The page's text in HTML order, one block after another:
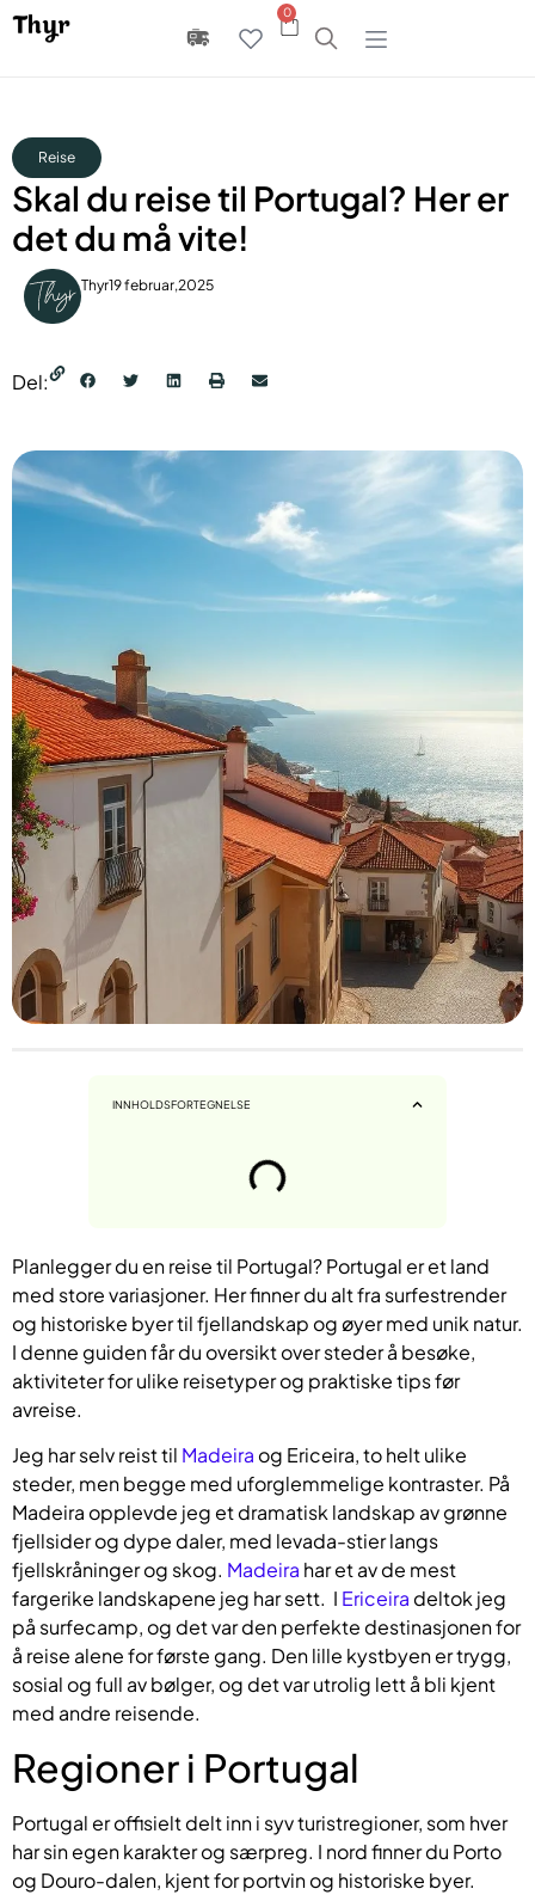
0
Reise
Skal du reise til Portugal? Her er
det du må vite!
Thyr19 februar,2025
Del:
INNHOLDSFORTEGNELSE
Planlegger du en reise til Portugal? Portugal er et land
med store variasjoner. Her finner du alt fra surfestrender
og historiske byer til fjellandskap og øyer med unik natur.
I denne guiden får du oversikt over steder å besøke,
aktiviteter for ulike reisetyper og praktiske tips før
avreise.
Jeg har selv reist til Madeira og Ericeira, to helt ulike
steder, men begge med uforglemmelige kontraster. På
Madeira opplevde jeg et dramatisk landskap av grønne
fjellsider og dype daler, med levada-stier langs
fjellskråninger og skog. Madeira har et av de mest
fargerike landskapene jeg har sett. I Ericeira deltok jeg
på surfecamp, og det var den perfekte destinasjonen for
å reise alene for første gang. Den lille kystbyen er trygg,
sosial og full av bølger, og det var utrolig lett å bli kjent
med andre reisende.
Regioner i Portugal
Portugal er offisielt delt inn i syv turistregioner, som hver
har sin egen karakter og særpreg. I nord finner du Porto
og Douro-dalen, kjent for portvin og historiske byer.